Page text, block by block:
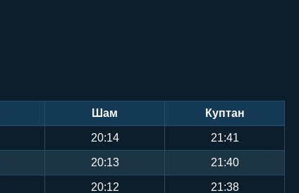
Шам Куптан
20:14 21:41
20:13 21:40
20:12 21:38